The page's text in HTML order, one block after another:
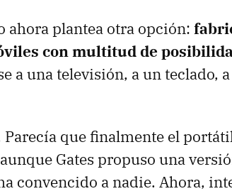
ahora plantea otra opción:
con multitud de
a una televisión, a un teclado,
Parecía que finalmente el
Gates propuso una
convencido a nadie. Ahora,